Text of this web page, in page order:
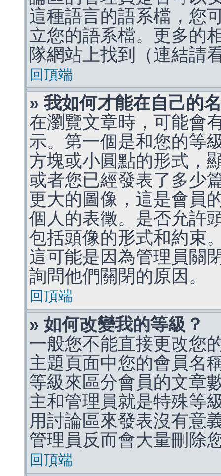
這種語言的語系檔，您
立您的語系檔。更多的
隊網站上找到（連結請
回頂端
» 我如何才能在自己的
在瀏覽文章時，可能會
示。第一個是和您的等
方塊或小圓點的形式，
或者您已經發表了多少
更大的圖像，這是會員
個人的表徵。是否允許
包括頭像的形式和約束
這可能是因為管理員關
詢問他們關閉的原因。
回頂端
» 如何改變我的等級？
一般您不能直接更改您
主題頁面中您的會員名
等級來區分會員的文章
主和管理員就是特殊等
用討論區來發表沒有意
管理員反而會大量刪除
回頂端